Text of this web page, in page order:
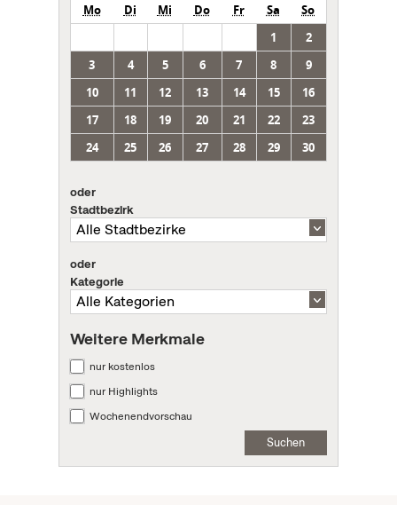
Mo Di Mi Do Fr Sa
So
1
2
3
4 5 6 7 8
9
10
11 12 13 14 15
16
17
18 19 20 21 22
23
24
25 26 27 28 29 30
oder
Stadtbezirk
oder
Kategorie
Weitere Merkmale
nur kostenlos
nur Highlights
Wochenendvorschau
Suchen